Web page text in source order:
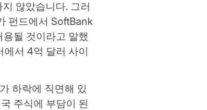
않았습니다. 그러
펀드에서 SoftBank
될 것이라고 말했
에서 4억 달러 사이
하락에 직면해 있
주식에 부담이 된